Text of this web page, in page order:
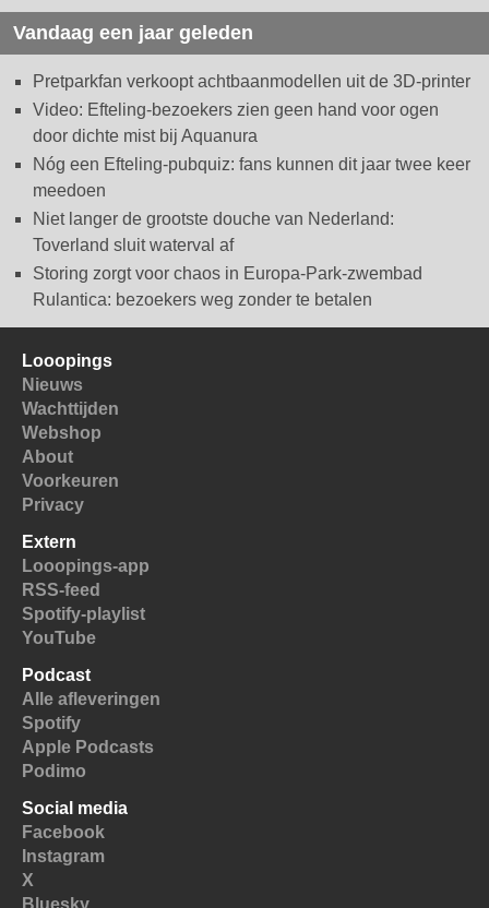
Vandaag een jaar geleden
Pretparkfan verkoopt achtbaanmodellen uit de 3D-printer
Video: Efteling-bezoekers zien geen hand voor ogen
door dichte mist bij Aquanura
Nóg een Efteling-pubquiz: fans kunnen dit jaar twee keer
meedoen
Niet langer de grootste douche van Nederland:
Toverland sluit waterval af
Storing zorgt voor chaos in Europa-Park-zwembad
Rulantica: bezoekers weg zonder te betalen
Looopings
Nieuws
Wachttijden
Webshop
About
Voorkeuren
Privacy
Extern
Looopings-app
RSS-feed
Spotify-playlist
YouTube
Podcast
Alle afleveringen
Spotify
Apple Podcasts
Podimo
Social media
Facebook
Instagram
X